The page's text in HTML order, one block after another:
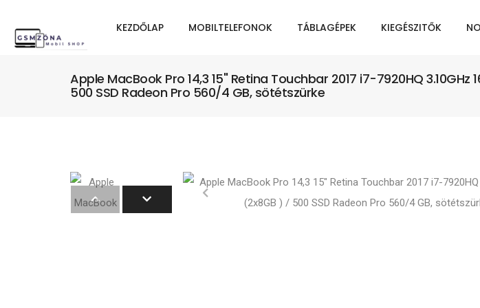
KEZDŐLAP MOBILTELEFONOK TÁBLAGÉPEK KIEGÉSZITŐK
Apple MacBook Pro 14,3 15" Retina Touchbar 2017 i7-7920HQ 3.10GHz
500 SSD Radeon Pro 560/4 GB, sötétszürke